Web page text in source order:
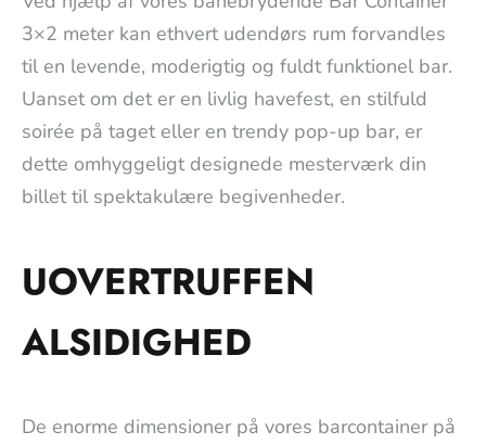
3×2 meter kan ethvert udendørs rum forvandles
til en levende, moderigtig og fuldt funktionel bar.
Uanset om det er en livlig havefest, en stilfuld
soirée på taget eller en trendy pop-up bar, er
dette omhyggeligt designede mesterværk din
billet til spektakulære begivenheder.
UOVERTRUFFEN
ALSIDIGHED
De enorme dimensioner på vores barcontainer på